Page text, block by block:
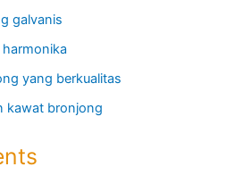
galvanis
yang berkualitas
kawat bronjong